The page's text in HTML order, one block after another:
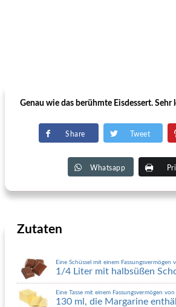
Genau wie das berühmte Eisdessert. Sehr
Share Tweet
Whatsapp
Zutaten
Eine Schüssel mit einem Fassungsvermögen
1/4 Liter mit halbsüßen
Eine Tasse mit einem Fassungsvermögen von
130 ml, die Margarine